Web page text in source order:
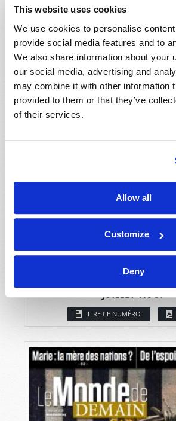
This website uses cookies
We use cookies to personalise
provide social media features and to
We also share information about your
our social media, advertising and
may combine it with other information
provided to them or that they’ve
of their services.
Allow all
Customize
Deny
JUILLET-AOÛT
LIRE CE NUMÉRO